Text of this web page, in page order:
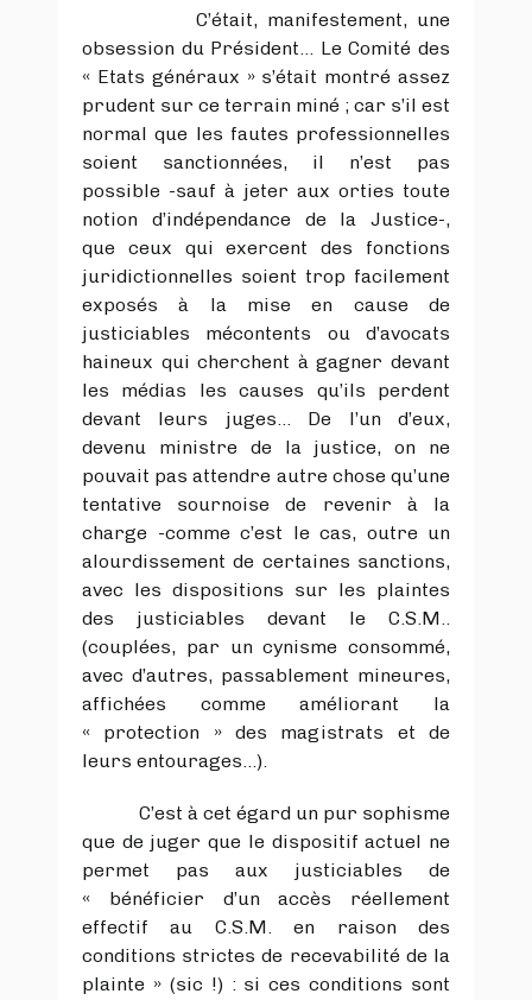
C’était, manifestement, une
obsession du Président… Le Comité des
« Etats généraux » s’était montré assez
prudent sur ce terrain miné ; car s’il est
normal que les fautes professionnelles
soient sanctionnées, il n’est pas
possible -sauf à jeter aux orties toute
notion d’indépendance de la Justice-,
que ceux qui exercent des fonctions
juridictionnelles soient trop facilement
exposés à la mise en cause de
justiciables mécontents ou d’avocats
haineux qui cherchent à gagner devant
les médias les causes qu’ils perdent
devant leurs juges… De l’un d’eux,
devenu ministre de la justice, on ne
pouvait pas attendre autre chose qu’une
tentative sournoise de revenir à la
charge -comme c’est le cas, outre un
alourdissement de certaines sanctions,
avec les dispositions sur les plaintes
des justiciables devant le C.S.M..
(couplées, par un cynisme consommé,
avec d’autres, passablement mineures,
affichées comme améliorant la
« protection » des magistrats et de
leurs entourages…).
C’est à cet égard un pur sophisme
que de juger que le dispositif actuel ne
permet pas aux justiciables de
« bénéficier d’un accès réellement
effectif au C.S.M. en raison des
conditions strictes de recevabilité de la
plainte » (sic !) : si ces conditions sont